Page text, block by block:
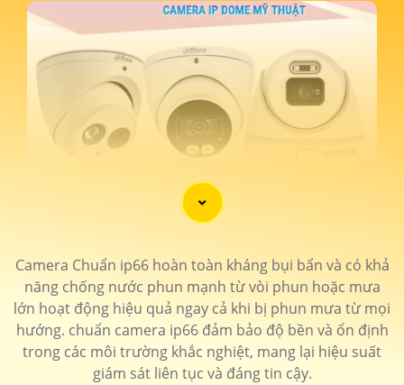
Camera Chuẩn ip66 hoàn toàn kháng bụi bẩn và có khả
năng chống nước phun mạnh từ vòi phun hoặc mưa
lớn hoạt động hiệu quả ngay cả khi bị phun mưa từ mọi
hướng. chuẩn camera ip66 đảm bảo độ bền và ổn định
trong các môi trường khắc nghiệt, mang lại hiệu suất
giám sát liên tục và đáng tin cậy.